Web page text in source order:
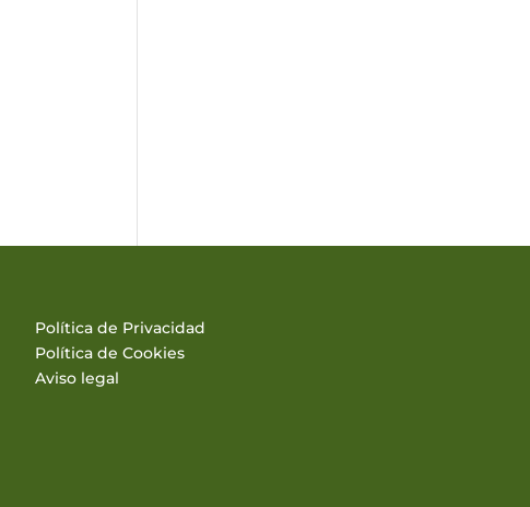
Política de Privacidad
Política de Cookies
Aviso legal